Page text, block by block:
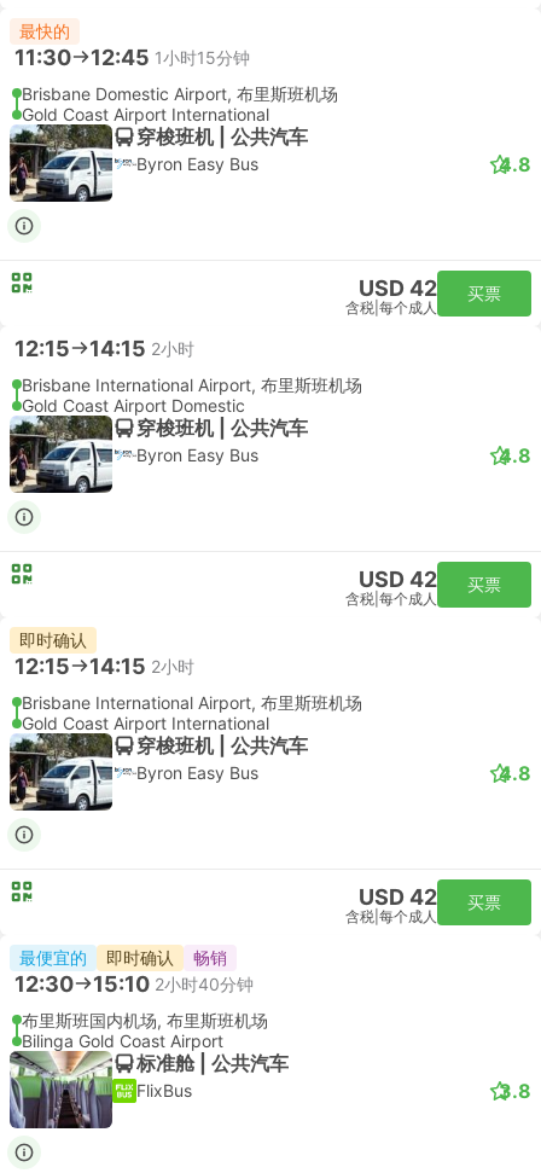
最快的
11:30 12:45 1小时15分钟
Brisbane Domestic Airport, 布里斯班机场
Gold Coast Airport International
穿梭班机 | 公共汽车
Byron Easy Bus 4.8
USD 42
含税 每个成人
买票
12:15 14:15 2小时
Brisbane International Airport, 布里斯班机场
Gold Coast Airport Domestic
穿梭班机 | 公共汽车
Byron Easy Bus 4.8
USD 42
含税 每个成人
买票
即时确认
12:15 14:15 2小时
Brisbane International Airport, 布里斯班机场
Gold Coast Airport International
穿梭班机 | 公共汽车
Byron Easy Bus 4.8
USD 42
含税 每个成人
买票
最便宜的 即时确认 畅销
12:30 15:10 2小时40分钟
布里斯班国内机场, 布里斯班机场
Bilinga Gold Coast Airport
标准舱 | 公共汽车
FlixBus 3.8